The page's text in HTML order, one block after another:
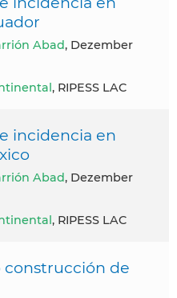
Abad, Dezember
, RIPESS LAC
incidencia en
Abad, Dezember
, RIPESS LAC
construcción de